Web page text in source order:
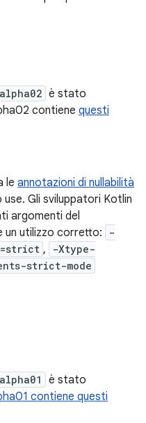
è stato
contiene questi
le annotazioni di nullabilità
Gli sviluppatori Kotlin
argomenti del
un utilizzo corretto:
-
,
-Xtype-
strict-mode
è stato
contiene questi